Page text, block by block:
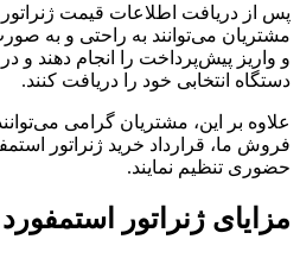
پس از دریافت اطلاعات قیمت
مشتریان می‌توانند به راحتی و به
و واریز پیش‌پرداخت را انجام دهند و
دستگاه انتخابی خود را دریافت کنند.
علاوه بر این، مشتریان گرامی
فروش ما، قرارداد خرید ژنراتور
حضوری تنظیم نمایند.
مزایای ژنراتور استمفورد